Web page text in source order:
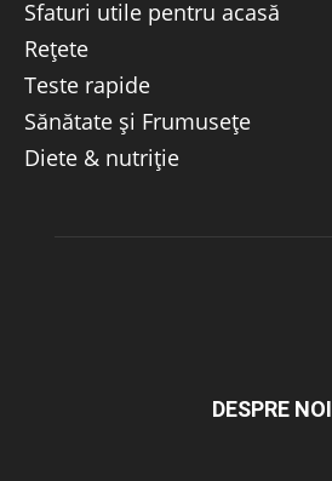
Sfaturi utile pentru acasă
Rețete
Teste rapide
Sănătate și Frumusețe
Diete & nutriție
DESPRE NOI